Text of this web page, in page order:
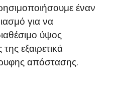
έναν
για να
ύψος
εξαιρετικά
απόστασης.